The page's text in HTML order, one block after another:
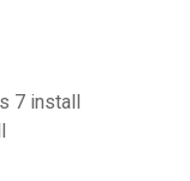
7 install